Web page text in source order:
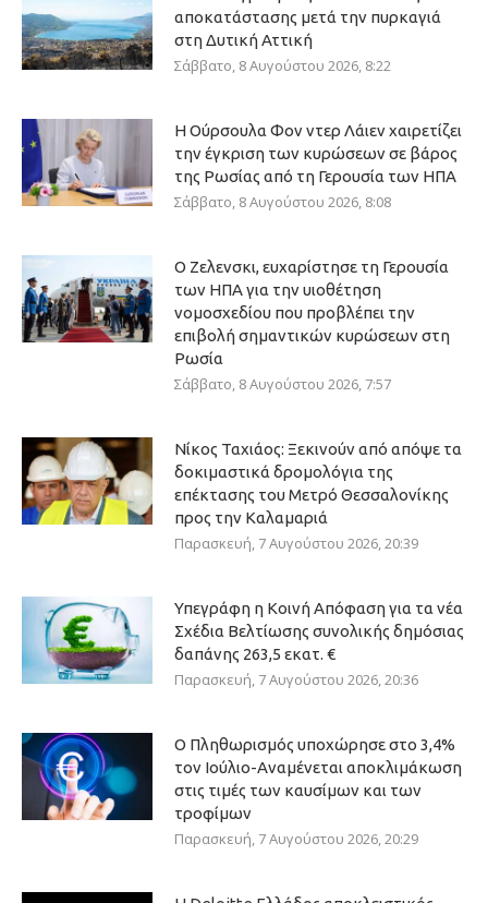
αποκατάστασης μετά την πυρκαγιά
στη Δυτική Αττική
Σάββατο, 8 Αυγούστου 2026, 8:22
Η Ούρσουλα Φον ντερ Λάιεν χαιρετίζει
την έγκριση των κυρώσεων σε βάρος
της Ρωσίας από τη Γερουσία των ΗΠΑ
Σάββατο, 8 Αυγούστου 2026, 8:08
Ο Ζελενσκι, ευχαρίστησε τη Γερουσία
των ΗΠΑ για την υιοθέτηση
νομοσχεδίου που προβλέπει την
επιβολή σημαντικών κυρώσεων στη
Ρωσία
Σάββατο, 8 Αυγούστου 2026, 7:57
Νίκος Ταχιάος: Ξεκινούν από απόψε τα
δοκιμαστικά δρομολόγια της
επέκτασης του Μετρό Θεσσαλονίκης
προς την Καλαμαριά
Παρασκευή, 7 Αυγούστου 2026, 20:39
Υπεγράφη η Κοινή Απόφαση για τα νέα
Σχέδια Βελτίωσης συνολικής δημόσιας
δαπάνης 263,5 εκατ. €
Παρασκευή, 7 Αυγούστου 2026, 20:36
Ο Πληθωρισμός υποχώρησε στο 3,4%
τον Ιούλιο-Αναμένεται αποκλιμάκωση
στις τιμές των καυσίμων και των
τροφίμων
Παρασκευή, 7 Αυγούστου 2026, 20:29